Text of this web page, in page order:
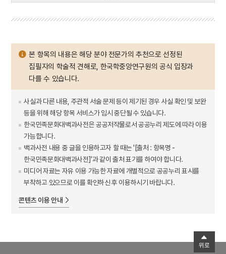
본 항목의 내용은 해당 분야 전문가의 추천으로 선정된
집필자의 학술적 견해로, 한국학중앙연구원의 공식 입장과
다를 수 있습니다.
사실과 다른 내용, 주관적 서술 문제 등이 제기된 경우 사실 확인 및 보완
등을 위해 해당 항목 서비스가 임시 중단될 수 있습니다.
한국민족문화대백과사전은 공공저작물로서 공공누리 제도에 따라 이용
가능합니다.
백과사전 내용 중 글을 인용하고자 할 때는 '[출처 : 항목명 -
한국민족문화대백과사전]'과 같이 출처 표기를 하여야 합니다.
미디어 자료는 자유 이용 가능한 자료에 개별적으로 공공누리 표시를
부착하고 있으므로 이를 확인하신 후 이용하시기 바랍니다.
콘텐츠 이용 안내
위로